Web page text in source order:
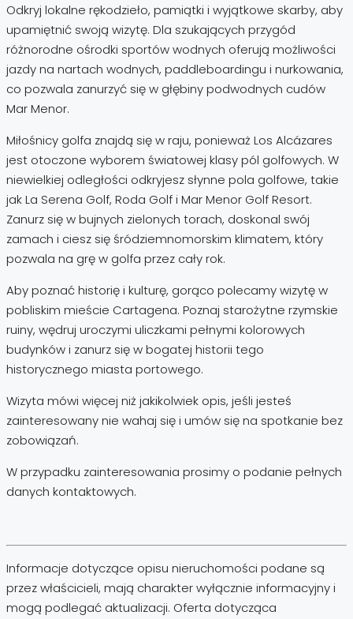
Odkryj lokalne rękodzieło, pamiątki i wyjątkowe skarby, aby
upamiętnić swoją wizytę. Dla szukających przygód
różnorodne ośrodki sportów wodnych oferują możliwości
jazdy na nartach wodnych, paddleboardingu i nurkowania,
co pozwala zanurzyć się w głębiny podwodnych cudów
Mar Menor.
Miłośnicy golfa znajdą się w raju, ponieważ Los Alcázares
jest otoczone wyborem światowej klasy pól golfowych. W
niewielkiej odległości odkryjesz słynne pola golfowe, takie
jak La Serena Golf, Roda Golf i Mar Menor Golf Resort.
Zanurz się w bujnych zielonych torach, doskonal swój
zamach i ciesz się śródziemnomorskim klimatem, który
pozwala na grę w golfa przez cały rok.
Aby poznać historię i kulturę, gorąco polecamy wizytę w
pobliskim mieście Cartagena. Poznaj starożytne rzymskie
ruiny, wędruj uroczymi uliczkami pełnymi kolorowych
budynków i zanurz się w bogatej historii tego
historycznego miasta portowego.
Wizyta mówi więcej niż jakikolwiek opis, jeśli jesteś
zainteresowany nie wahaj się i umów się na spotkanie bez
zobowiązań.
W przypadku zainteresowania prosimy o podanie pełnych
danych kontaktowych.
Informacje dotyczące opisu nieruchomości podane są
przez właścicieli, mają charakter wyłącznie informacyjny i
mogą podlegać aktualizacji. Oferta dotycząca